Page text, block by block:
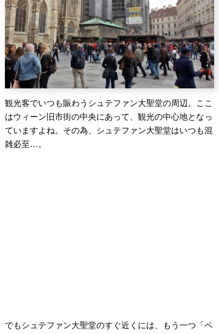
観光客でいつも賑わうシュテファン大聖堂の周辺。ここ
はウィーン旧市街の中央にあって、観光の中心地となっ
ていますよね。その為、シュテファン大聖堂はいつも混
雑必至…。
でもシュテファン大聖堂のすぐ近くには、もう一つ「ペ